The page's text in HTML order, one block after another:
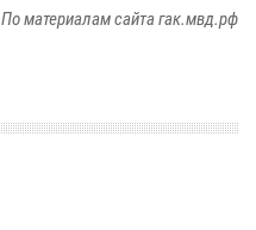
По материалам сайта гак.мвд.рф